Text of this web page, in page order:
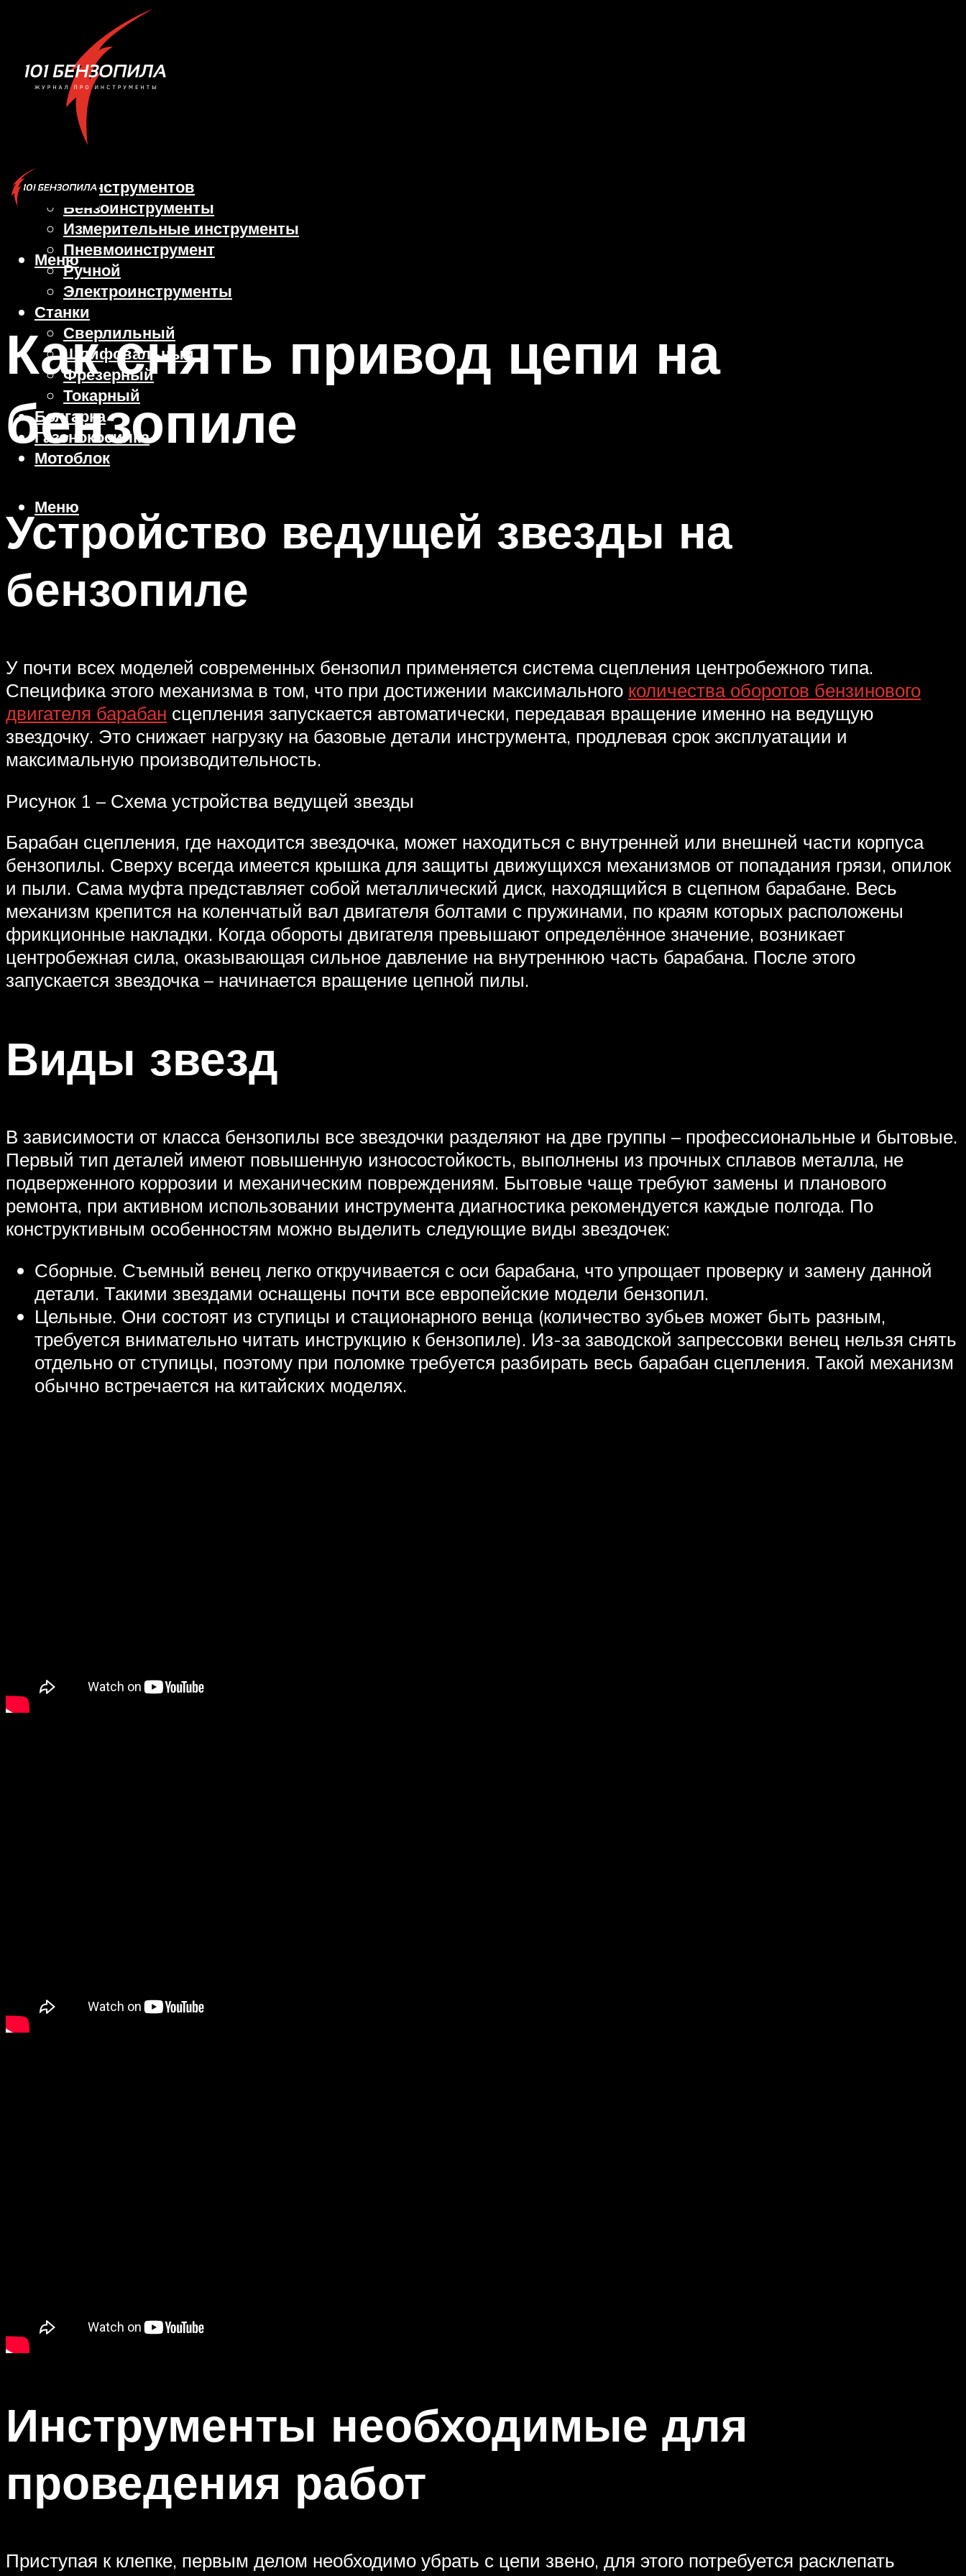
Виды инструментов
Бензоинструменты
Измерительные инструменты
Пневмоинструмент
Ручной
Электроинструменты
Станки
Сверлильный
Шлифовальный
Фрезерный
Токарный
Болгарка
Газонокосилка
Мотоблок
Меню
Меню
Как снять привод цепи на
бензопиле
Устройство ведущей звезды на
бензопиле
У почти всех моделей современных бензопил применяется система сцепления центробежного типа.
Специфика этого механизма в том, что при достижении максимального количества оборотов бензинового
двигателя барабан сцепления запускается автоматически, передавая вращение именно на ведущую
звездочку. Это снижает нагрузку на базовые детали инструмента, продлевая срок эксплуатации и
максимальную производительность.
Рисунок 1 – Схема устройства ведущей звезды
Барабан сцепления, где находится звездочка, может находиться с внутренней или внешней части корпуса
бензопилы. Сверху всегда имеется крышка для защиты движущихся механизмов от попадания грязи, опилок
и пыли. Сама муфта представляет собой металлический диск, находящийся в сцепном барабане. Весь
механизм крепится на коленчатый вал двигателя болтами с пружинами, по краям которых расположены
фрикционные накладки. Когда обороты двигателя превышают определённое значение, возникает
центробежная сила, оказывающая сильное давление на внутреннюю часть барабана. После этого
запускается звездочка – начинается вращение цепной пилы.
Виды звезд
В зависимости от класса бензопилы все звездочки разделяют на две группы – профессиональные и бытовые.
Первый тип деталей имеют повышенную износостойкость, выполнены из прочных сплавов металла, не
подверженного коррозии и механическим повреждениям. Бытовые чаще требуют замены и планового
ремонта, при активном использовании инструмента диагностика рекомендуется каждые полгода. По
конструктивным особенностям можно выделить следующие виды звездочек:
Сборные. Съемный венец легко откручивается с оси барабана, что упрощает проверку и замену данной
детали. Такими звездами оснащены почти все европейские модели бензопил.
Цельные. Они состоят из ступицы и стационарного венца (количество зубьев может быть разным,
требуется внимательно читать инструкцию к бензопиле). Из-за заводской запрессовки венец нельзя снять
отдельно от ступицы, поэтому при поломке требуется разбирать весь барабан сцепления. Такой механизм
обычно встречается на китайских моделях.
Инструменты необходимые для
проведения работ
Приступая к клепке, первым делом необходимо убрать с цепи звено, для этого потребуется расклепать